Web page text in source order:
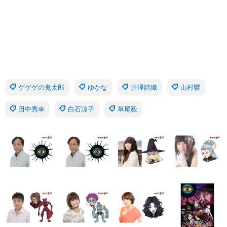
ゲゲゲの鬼太郎 ゆかな 井澤詩織 山村響
田中秀幸 白石涼子 草尾毅